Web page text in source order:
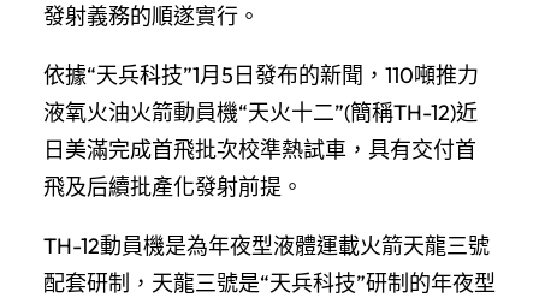
發射義務的順遂實行。
依據“天兵科技”1月5日發布的新聞，110噸推力
液氧火油火箭動員機“天火十二”(簡稱TH-12)近
日美滿完成首飛批次校準熱試車，具有交付首
飛及后續批產化發射前提。
TH-12動員機是為年夜型液體運載火箭天龍三號
配套研制，天龍三號是“天兵科技”研制的年夜型